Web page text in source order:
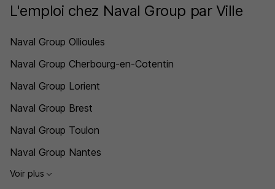
L'emploi chez Naval Group par Ville
Naval Group Ollioules
Naval Group Cherbourg-en-Cotentin
Naval Group Lorient
Naval Group Brest
Naval Group Toulon
Naval Group Nantes
Voir plus